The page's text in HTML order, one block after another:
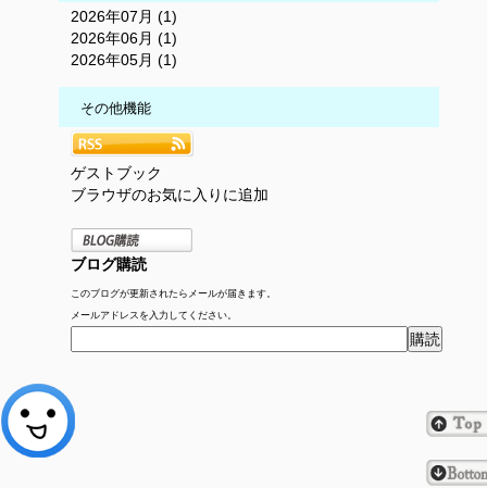
2026年07月 (1)
2026年06月 (1)
2026年05月 (1)
その他機能
ゲストブック
ブラウザのお気に入りに追加
ブログ購読
このブログが更新されたらメールが届きます。
メールアドレスを入力してください。